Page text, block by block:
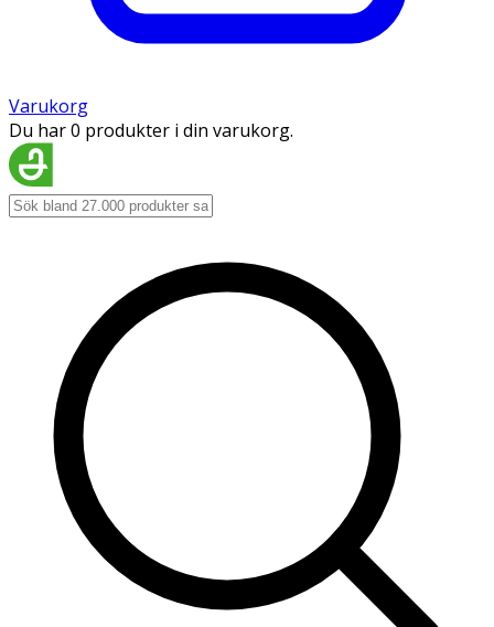
Varukorg
Du har 0 produkter i din varukorg.